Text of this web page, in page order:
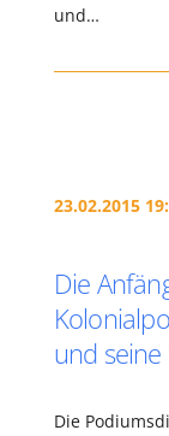
und…
23.02.2015
Die
und
Die